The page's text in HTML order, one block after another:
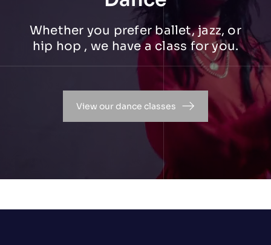
Whether you prefer ballet, jazz, or
hip hop , we have a class for you.
View our dance classes